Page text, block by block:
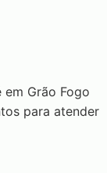
Grão Fogo
para atender